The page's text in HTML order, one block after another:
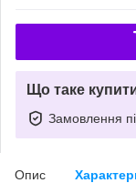
Що таке
Замовлення
Опис